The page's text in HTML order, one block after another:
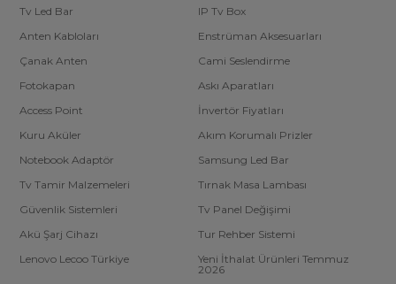
Tv Led Bar
IP Tv Box
Anten Kabloları
Enstrüman Aksesuarları
Çanak Anten
Cami Seslendirme
Fotokapan
Askı Aparatları
Access Point
İnvertör Fiyatları
Kuru Aküler
Akım Korumalı Prizler
Notebook Adaptör
Samsung Led Bar
Tv Tamir Malzemeleri
Tırnak Masa Lambası
Güvenlik Sistemleri
Tv Panel Değişimi
Akü Şarj Cihazı
Tur Rehber Sistemi
Lenovo Lecoo Türkiye
Yeni İthalat Ürünleri Temmuz
2026